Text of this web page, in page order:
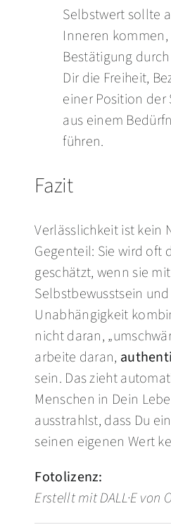
Selbstwert sollte
Inneren
Bestätigung
Dir die Freiheit,
einer Position
aus einem
führen.
Fazit
Verlässlichkeit ist kein
Gegenteil: Sie wird oft
geschätzt, wenn sie mit
Selbstbewusstsein
Unabhängigkeit
nicht daran,
arbeite daran,
sein. Das zieht
Menschen in Dein
ausstrahlst, dass Du
seinen eigenen Wert
Fotolizenz:
Erstellt mit DALL·E von